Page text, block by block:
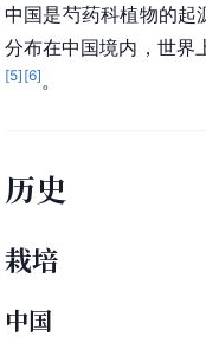
中国是芍药科植物的
分布在中国境内，世界
[5] [6] 。
历史
栽培
中国